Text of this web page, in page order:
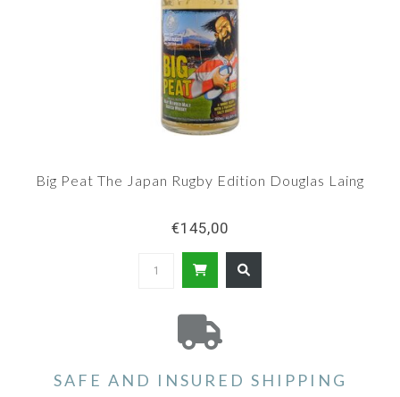
Big Peat The Japan Rugby Edition Douglas Laing
€145,00
SAFE AND INSURED SHIPPING